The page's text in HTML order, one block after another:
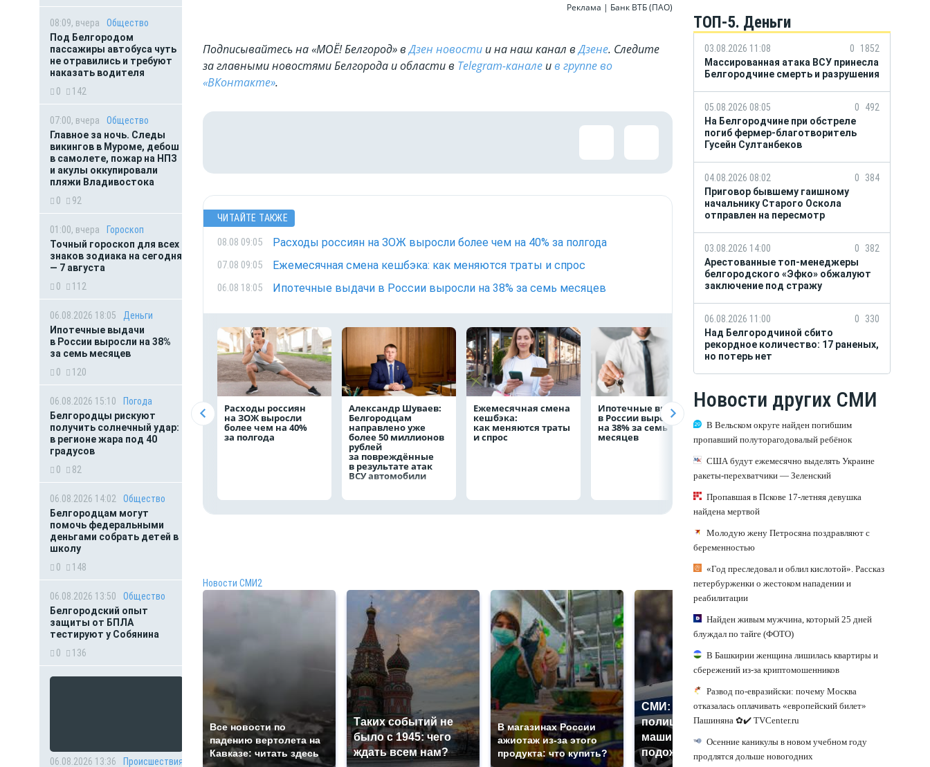
08:09, вчера
Общество
Под Белгородом
пассажиры автобуса чуть
не отравились и требуют
наказать водителя
0
142
07:00, вчера
Общество
Главное за ночь. Следы
викингов в Муроме, дебош
в самолете, пожар на НПЗ
и акулы оккупировали
пляжи Владивостока
0
92
01:00, вчера
Гороскоп
Точный гороскоп для всех
знаков зодиака на сегодня
— 7 августа
0
112
06.08.2026 18:05
Деньги
Ипотечные выдачи
в России выросли на 38%
за семь месяцев
0
120
06.08.2026 15:10
Погода
Белгородцы рискуют
получить солнечный удар:
в регионе жара под 40
градусов
0
82
06.08.2026 14:02
Общество
Белгородцам могут
помочь федеральными
деньгами собрать детей в
школу
0
148
06.08.2026 13:50
Общество
Белгородский опыт
защиты от БПЛА
тестируют у Собянина
0
136
06.08.2026 13:36 Происшествия
Реклама | Банк ВТБ (ПАО)
Подписывайтесь на «МОЁ! Белгород» вДзен новости и на наш канал вДзене. Cледите
за главными новостями Белгорода и области в Telegram-канале ив группе во
«ВКонтакте».
ЧИТАЙТЕ ТАКЖЕ
08.08 09:05 Расходы россиян на ЗОЖ выросли более чем на 40% за полгода
07.08 09:05 Ежемесячная смена кешбэка: как меняются траты и спрос
06.08 18:05 Ипотечные выдачи в России выросли на 38% за семь месяцев
Расходы россиян
на ЗОЖ выросли
более чем на 40%
за полгода
Александр Шуваев:
Белгородцам
направлено уже
более 50 миллионов
рублей
за повреждённые
в результате атак
ВСУ автомобили
Ежемесячная смена
кешбэка:
как меняются траты
и спрос
Ипотечные выдачи
в России выросли
на 38% за семь
месяцев
Президент России
провёл рабочую
встречу с врио
губернатора
Белгородской
области
Александром
Директор
фирмы увел у
налоговиков 5
рублей
Новости СМИ2
Все новости по
падению вертолета на
Кавказе: читать здесь
Таких событий не
было с 1945: чего
ждать всем нам?
В магазинах России
ажиотаж из-за этого
продукта: что купить?
СМИ: В Химках на
полицейскую
машину напали и
подожгли.
Где будет встреча
президентов США и
ТОП-5. Деньги
03.08.2026 11:08 0
1852
Массированная атака ВСУ принесла
Белгородчине смерть и разрушения
05.08.2026 08:05 0
492
На Белгородчине при обстреле
погиб фермер-благотворитель
Гусейн Султанбеков
04.08.2026 08:02 0
384
Приговор бывшему гаишному
начальнику Старого Оскола
отправлен на пересмотр
03.08.2026 14:00 0
382
Арестованные топ-менеджеры
белгородского «Эфко» обжалуют
заключение под стражу
06.08.2026 11:00 0
330
Над Белгородчиной сбито
рекордное количество: 17 раненых,
но потерь нет
Новости других СМИ
В Вельском округе найден погибшим
пропавший полуторагодовалый ребёнок
США будут ежемесячно выделять Украине
ракеты-перехватчики — Зеленский
Пропавшая в Пскове 17-летняя девушка
найдена мертвой
Молодую жену Петросяна поздравляют с
беременностью
«Год преследовал и облил кислотой». Рассказ
петербурженки о жестоком нападении и
реабилитации
Найден живым мужчина, который 25 дней
блуждал по тайге (ФОТО)
В Башкирии женщина лишилась квартиры и
сбережений из-за криптомошенников
Развод по-евразийски: почему Москва
отказалась оплачивать «европейский билет»
Пашиняна ✿✔️ TVCenter.ru
Осенние каникулы в новом учебном году
продлятся дольше новогодних